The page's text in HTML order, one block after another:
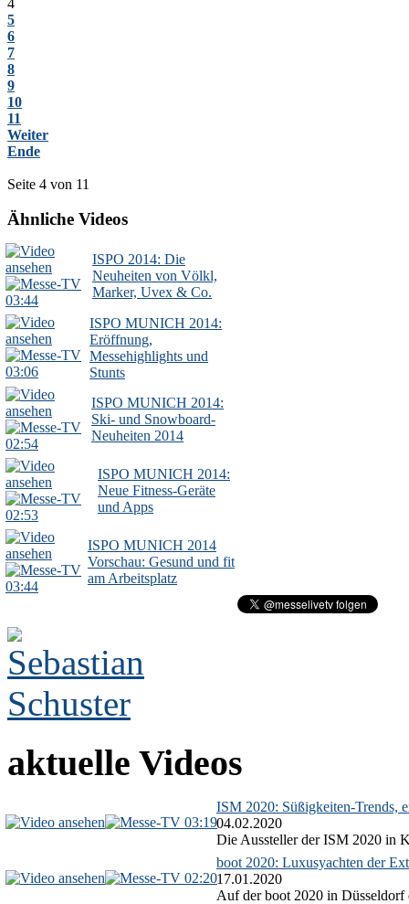
5
6
7
8
9
10
11
Weiter
Ende
Seite 4 von 11
Ähnliche Videos
03:44
ISPO 2014: Die
Neuheiten von Völkl,
Marker, Uvex & Co.
03:06
ISPO MUNICH 2014:
Eröffnung,
Messehighlights und
Stunts
02:54
ISPO MUNICH 2014:
Ski- und Snowboard-
Neuheiten 2014
02:53
ISPO MUNICH 2014:
Neue Fitness-Geräte
und Apps
03:44
ISPO MUNICH 2014
Vorschau: Gesund und fit
am Arbeitsplatz
aktuelle Videos
03:19
ISM 2020: Süßigkeiten-Trends,
04.02.2020
Die Aussteller der ISM 2020 in
02:20
boot 2020: Luxusyachten der
17.01.2020
Auf der boot 2020 in Düsseldorf